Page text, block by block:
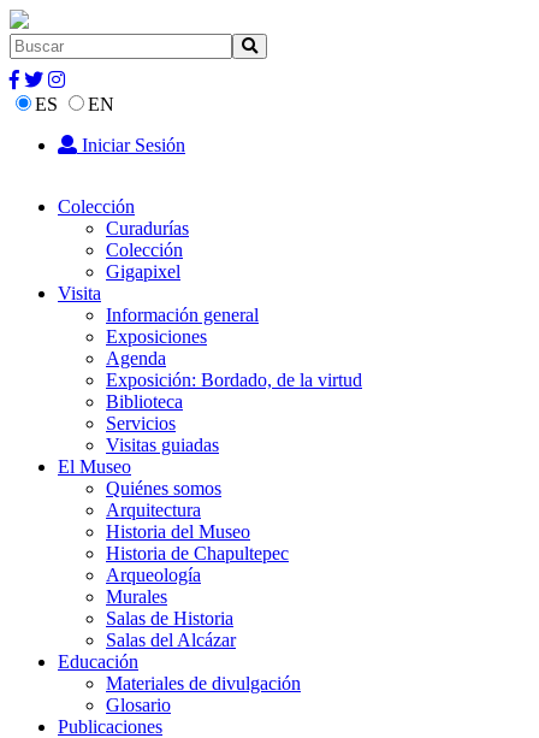
ES
EN
Iniciar Sesión
Colección
Curadurías
Colección
Gigapixel
Visita
Información general
Exposiciones
Agenda
Exposición: Bordado, de la virtud
Biblioteca
Servicios
Visitas guiadas
El Museo
Quiénes somos
Arquitectura
Historia del Museo
Historia de Chapultepec
Arqueología
Murales
Salas de Historia
Salas del Alcázar
Educación
Materiales de divulgación
Glosario
Publicaciones